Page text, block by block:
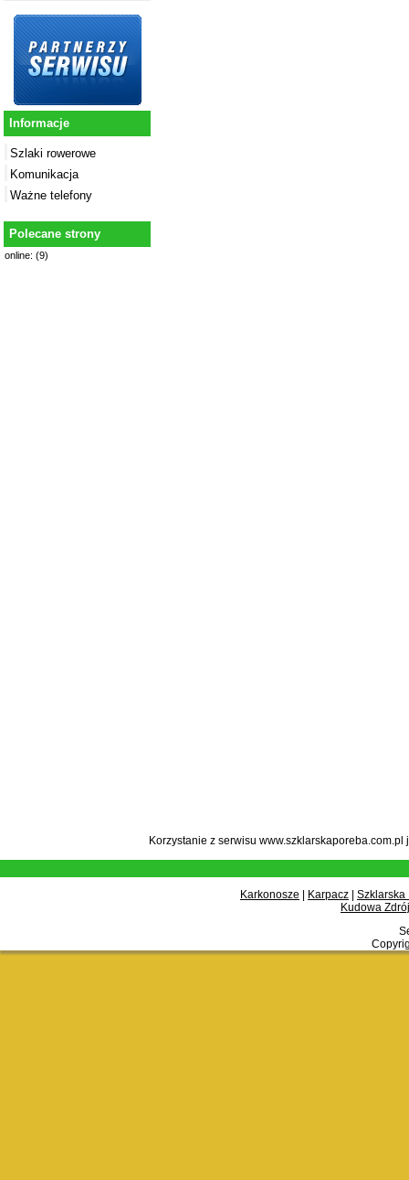
Informacje
Szlaki rowerowe
Komunikacja
Ważne telefony
Polecane strony
online: (9)
Korzystanie z serwisu
Karkonosze Karpacz
Szklarska
Kudowa